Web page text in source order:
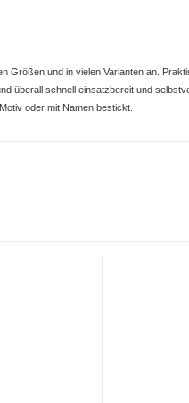
Größen und in vielen Varianten an.
überall schnell einsatzbereit und
oder mit Namen bestickt.